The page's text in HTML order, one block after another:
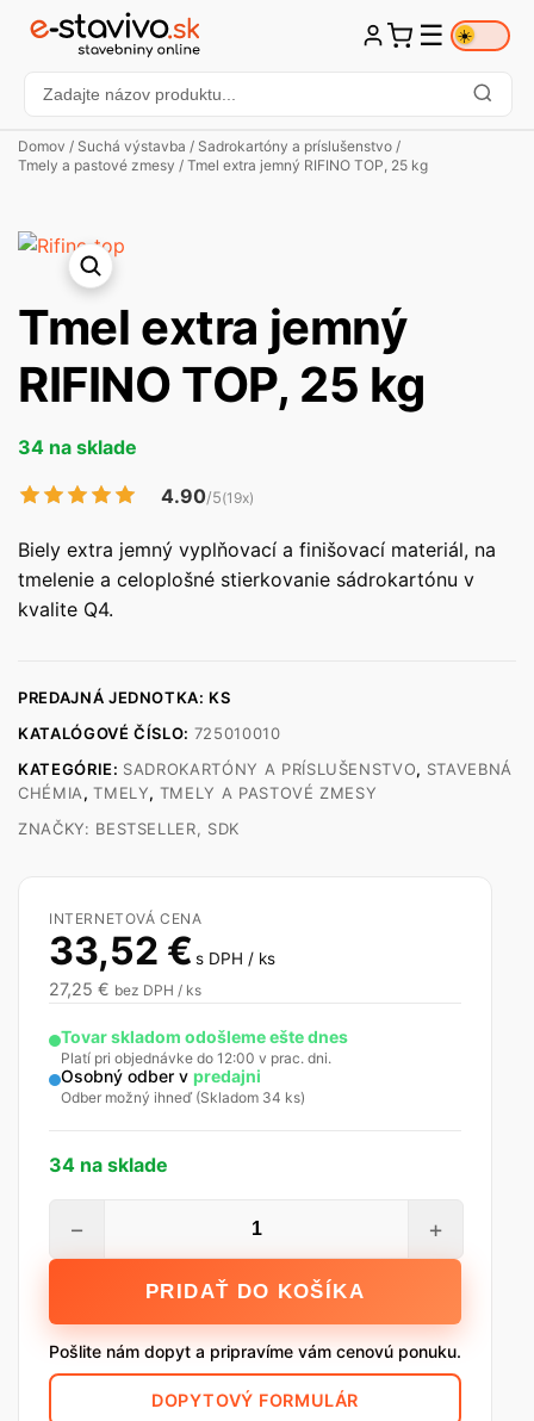
☰ ☀️
Domov / Suchá výstavba / Sadrokartóny a príslušenstvo /
Tmely a pastové zmesy / Tmel extra jemný RIFINO TOP, 25 kg
Tmel extra jemný
RIFINO TOP, 25 kg
34 na sklade
4.90/5(19x)
Biely extra jemný vyplňovací a finišovací materiál, na
tmelenie a celoplošné stierkovanie sádrokartónu v
kvalite Q4.
PREDAJNÁ JEDNOTKA: KS
KATALÓGOVÉ ČÍSLO: 725010010
KATEGÓRIE: SADROKARTÓNY A PRÍSLUŠENSTVO, STAVEBNÁ
CHÉMIA,TMELY, TMELY A PASTOVÉ ZMESY
ZNAČKY: BESTSELLER, SDK
INTERNETOVÁ CENA
33,52 € s DPH / ks
27,25 € bez DPH / ks
Tovar skladom odošleme ešte dnes
Platí pri objednávke do 12:00 v prac. dni.
Osobný odber v predajni
Odber možný ihneď (Skladom 34 ks)
34 na sklade
RIFINO
TOP,
− +
PRIDAŤ DO KOŠÍKA
Pošlite nám dopyt a pripravíme vám cenovú ponuku.
DOPYTOVÝ FORMULÁR